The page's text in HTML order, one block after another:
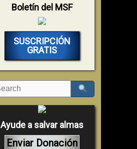
Boletín del MSF
SUSCRIPCIÓN
GRATIS
Ayude a salvar almas
Enviar Donación